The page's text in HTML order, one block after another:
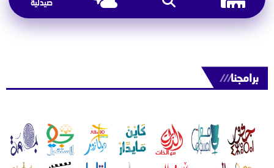
برامجنا///